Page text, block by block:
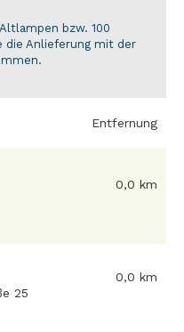
bzw. 100
die Anlieferung mit der
Entfernung
0,0 km
25
0,0 km